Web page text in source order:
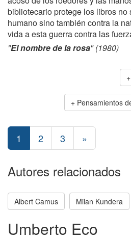
bibliotecario protege los libros no
humano sino también contra la
vida a esta guerra contra las
"El nombre de la rosa" (1980)
+ Pensamientos
1 2 3 »
Autores relacionados
Albert Camus Milan Kundera
Umberto Eco